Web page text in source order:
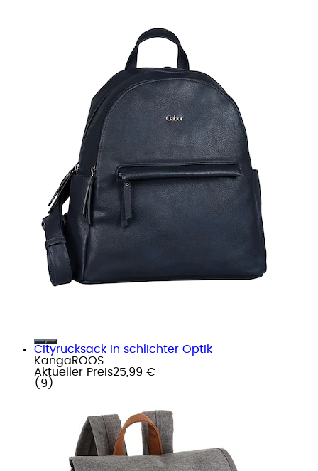
Cityrucksack in schlichter Optik
KangaROOS
Aktueller Preis25,99 €
( 9 )